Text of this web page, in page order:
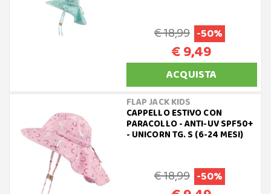
€ 18,99 -50%
€ 9,49
ACQUISTA
FLAP JACK KIDS
CAPPELLO ESTIVO CON
PARACOLLO - ANTI-UV SPF50+
- UNICORN TG. S (6-24 MESI)
€ 18,99 -50%